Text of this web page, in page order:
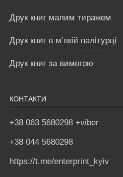
Друк книг малим тиражем
Друк книг в м’якій палітурці
Друк книг за вимогою
КОНТАКТИ
+38 063 5680298 +viber
+38 044 5680298
https://t.me/enterprint_kyiv